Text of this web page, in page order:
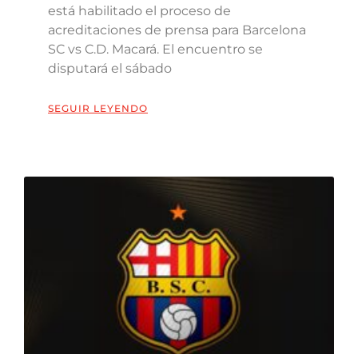
está habilitado el proceso de
acreditaciones de prensa para Barcelona
SC vs C.D. Macará. El encuentro se
disputará el sábado
SEGUIR LEYENDO